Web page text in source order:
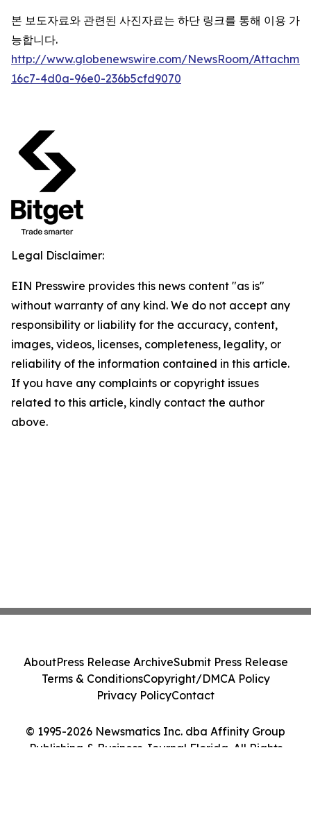
본 보도자료와 관련된 사진자료는 하단 링크를 통해 이용 가
능합니다.
http://www.globenewswire.com/NewsRoom/
16c7-4d0a-96e0-236b5cfd9070
Legal Disclaimer:
EIN Presswire provides this news content "as is"
without warranty of any kind. We do not accept any
responsibility or liability for the accuracy, content,
images, videos, licenses, completeness, legality, or
reliability of the information contained in this article.
If you have any complaints or copyright issues
related to this article, kindly contact the author
above.
© 1995-2026 Newsmatics Inc. dba Affinity Group
Publishing & Business Journal Florida. All Rights
AboutPress Release ArchiveSubmit Press Release
Terms & ConditionsCopyright/DMCA Policy
Privacy PolicyContact